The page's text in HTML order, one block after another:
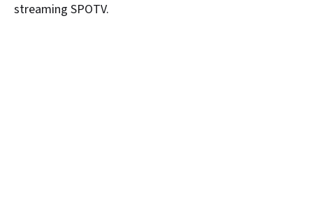
streaming SPOTV.